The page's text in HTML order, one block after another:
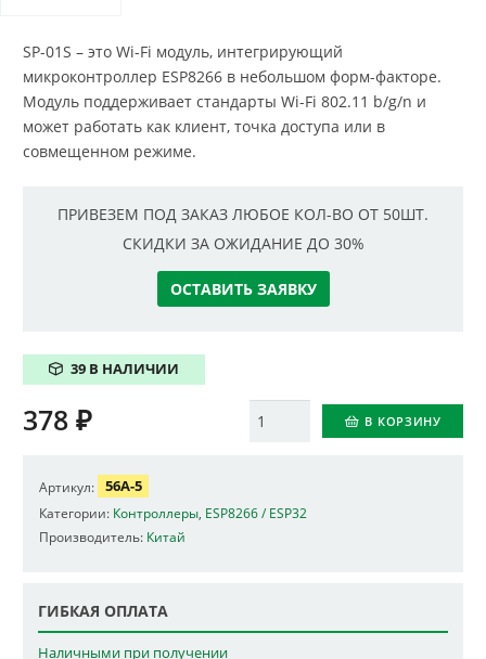
SP-01S – это Wi-Fi модуль, интегрирующий
микроконтроллер ESP8266 в небольшом форм-факторе.
Модуль поддерживает стандарты Wi-Fi 802.11 b/g/n и
может работать как клиент, точка доступа или в
совмещенном режиме.
ПРИВЕЗЕМ ПОД ЗАКАЗ ЛЮБОЕ КОЛ-ВО ОТ 50ШТ.
СКИДКИ ЗА ОЖИДАНИЕ ДО 30%
ОСТАВИТЬ ЗАЯВКУ
39 В НАЛИЧИИ
Количество В КОРЗИНУ
378 ₽
Артикул: 56A-5
Категории: Контроллеры ESP8266 / ESP32
Производитель: Китай
ГИБКАЯ ОПЛАТА
Наличными при получении